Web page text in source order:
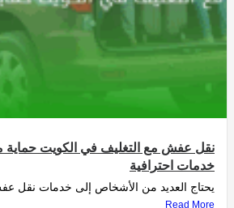
نقل عفش مع التغليف في الكويت حماية
خدمات احترافية
يحتاج العديد من الأشخاص إلى خدمات نقل عفش
Read More